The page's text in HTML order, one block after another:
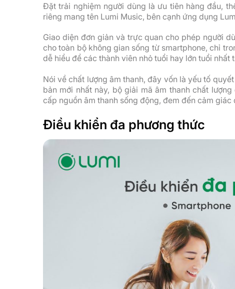
Đặt trải nghiệm người dùng là ưu tiên hàng đầu,
riêng mang tên Lumi Music, bên cạnh ứng dụng
Giao diện đơn giản và trực quan cho phép người
cho toàn bộ không gian sống từ smartphone, chỉ
dễ hiểu để các thành viên nhỏ tuổi hay lớn tuổi
Nói về chất lượng âm thanh, đây vốn là yếu tố
bản mới nhất này, bộ giải mã âm thanh chất
cấp nguồn âm thanh sống động, đem đến cảm
Điều khiển đa phương thức